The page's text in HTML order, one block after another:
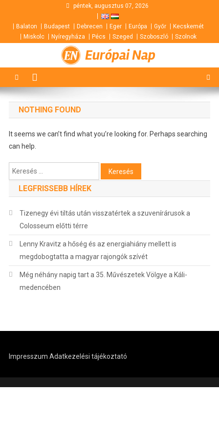
content
péntek, augusztus 07, 2026
Balaton Budapest Debrecen Eger Európa Győr
Kecskemét
Miskolc
Nyíregyháza Pécs Szeged Szoboszló Szolnok
Európai Nap
NOTHING FOUND
It seems we can’t find what you’re looking for. Perhaps searching
can help.
Keresés:
LEGFRISSEBB HÍREK
Tizenegy évi tiltás után visszatértek a szuvenírárusok a
Colosseum előtti térre
Lenny Kravitz a hőség és az energiahiány mellett is
megdobogtatta a magyar rajongók szívét
Még néhány napig tart a 35. Művészetek Völgye a Káli-
medencében
Impresszum Adatkezelési tájékoztató